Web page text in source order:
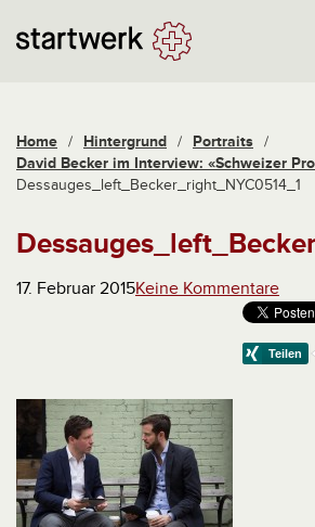
Home / Hintergrund / Portraits /
David Becker im Interview: «Schweizer
Dessauges_left_Becker_right_NYC0514_1
17. Februar 2015Keine Kommentare